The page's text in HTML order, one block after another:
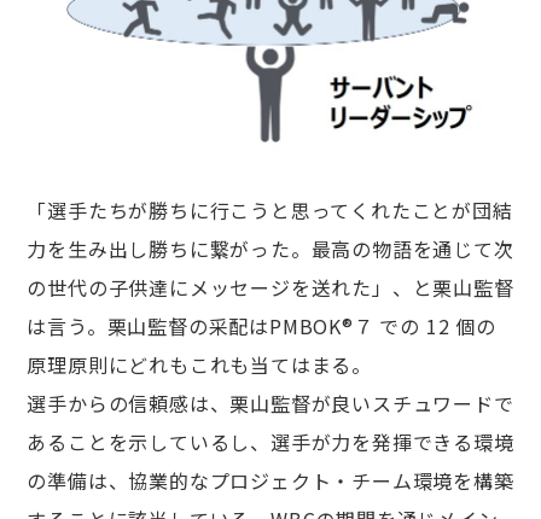
「選⼿たちが勝ちに⾏こうと思ってくれたことが団結
⼒を⽣み出し勝ちに繋がった。最⾼の物語を通じて次
の世代の⼦供達にメッセージを送れた」、と栗⼭監督
は⾔う。栗山監督の采配はPMBOK®７ での 12 個の
原理原則にどれもこれも当てはまる。
選手からの信頼感は、栗山監督が良いスチュワードで
あることを示しているし、選手が力を発揮できる環境
の準備は、協業的なプロジェクト・チーム環境を構築